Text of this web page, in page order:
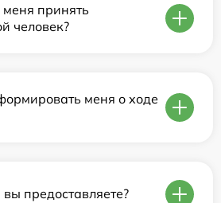
принять
человек?
меня о ходе
предоставляете?